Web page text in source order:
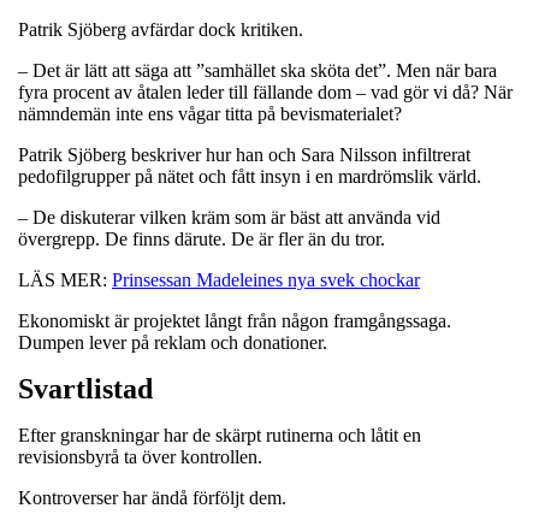
Patrik Sjöberg avfärdar dock kritiken.
– Det är lätt att säga att ”samhället ska sköta det”. Men när bara
fyra procent av åtalen leder till fällande dom – vad gör vi då? När
nämndemän inte ens vågar titta på bevismaterialet?
Patrik Sjöberg beskriver hur han och Sara Nilsson infiltrerat
pedofilgrupper på nätet och fått insyn i en mardrömslik värld.
– De diskuterar vilken kräm som är bäst att använda vid
övergrepp. De finns därute. De är fler än du tror.
LÄS MER: Prinsessan Madeleines nya svek chockar
Ekonomiskt är projektet långt från någon framgångssaga.
Dumpen lever på reklam och donationer.
Svartlistad
Efter granskningar har de skärpt rutinerna och låtit en
revisionsbyrå ta över kontrollen.
Kontroverser har ändå förföljt dem.